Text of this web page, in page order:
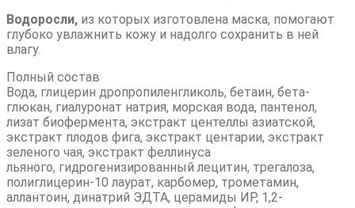
Водоросли, из которых изготовлена маска, помогают
глубоко увлажнить кожу и надолго сохранить в ней
влагу.
Полный состав
Вода, глицерин дропропиленгликоль, бетаин, бета-
глюкан, гиалуронат натрия, морская вода, пантенол,
лизат биофермента, экстракт центеллы азиатской,
экстракт плодов фига, экстракт центарии, экстракт
зеленого чая, экстракт феллинуса
льяного, гидрогенизированный лецитин, трегалоза,
полиглицерин-10 лаурат, карбомер, трометамин,
аллантоин, динатрий ЭДТА, церамиды ИР, 1,2-